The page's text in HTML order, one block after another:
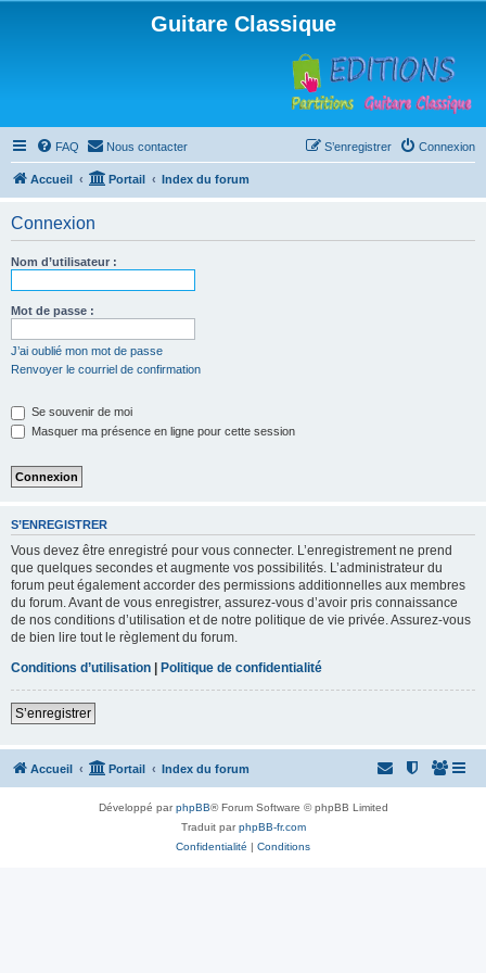
Guitare Classique
FAQ Nous contacter Connexion
S’enregistrer
Accueil Portail Index du forum
Connexion
Nom d’utilisateur :
Mot de passe :
J’ai oublié mon mot de passe
Renvoyer le courriel de confirmation
Se souvenir de moi
Masquer ma présence en ligne pour cette session
S’ENREGISTRER
Vous devez être enregistré pour vous connecter. L’enregistrement ne prend
que quelques secondes et augmente vos possibilités. L’administrateur du
forum peut également accorder des permissions additionnelles aux membres
du forum. Avant de vous enregistrer, assurez-vous d’avoir pris connaissance
de nos conditions d’utilisation et de notre politique de vie privée. Assurez-vous
de bien lire tout le règlement du forum.
Conditions d’utilisation | Politique de confidentialité
S’enregistrer
Accueil Portail Index du forum
Développé parphpBB® Forum Software © phpBB Limited
Traduit parphpBB-fr.com
Confidentialité | Conditions